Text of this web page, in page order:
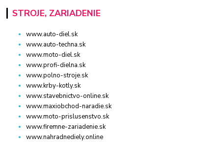
STROJE, ZARIADENIE
www.auto-diel.sk
www.auto-techna.sk
www.moto-diel.sk
www.profi-dielna.sk
www.polno-stroje.sk
www.krby-kotly.sk
www.stavebnictvo-online.sk
www.maxiobchod-naradie.sk
www.moto-prislusenstvo.sk
www.firemne-zariadenie.sk
www.nahradnediely.online